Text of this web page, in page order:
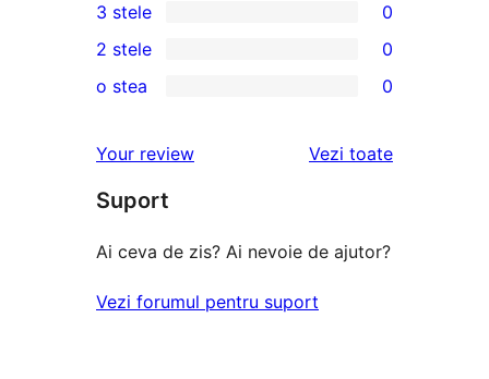
–
recenzie
(stele)
4
–
recenzii
0
3
–
(stele)
3 stele 0
2
recenzii
(stele)
2 stele 0
0
–
recenzii
o stea 0
Your review Vezi toaterecenziile
Suport
Ai ceva de zis? Ai nevoie de ajutor?
Vezi forumul pentru suport